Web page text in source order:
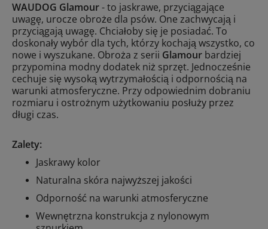
WAUDOG Glamour- to jaskrawe, przyciągające
uwagę, urocze obroże dla psów. One zachwycają i
przyciągają uwagę. Chciałoby się je posiadać. To
doskonały wybór dla tych, którzy kochają wszystko, co
nowe i wyszukane. Obroża z serii Glamour bardziej
przypomina modny dodatek niż sprzęt. Jednocześnie
cechuje się wysoką wytrzymałością i odpornością na
warunki atmosferyczne. Przy odpowiednim dobraniu
rozmiaru i ostrożnym użytkowaniu posłuży przez
długi czas.
Zalety:
Jaskrawy kolor
Naturalna skóra najwyższej jakości
Odporność na warunki atmosferyczne
Wewnętrzna konstrukcja z nylonowym